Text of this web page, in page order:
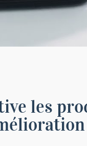
les